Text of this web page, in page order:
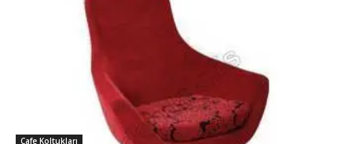
Cafe Koltukları